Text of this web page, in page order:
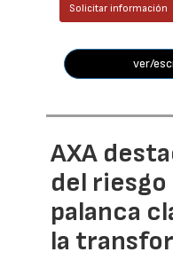
Solicitar información
ver/
AXA
del riesgo
palanca
la